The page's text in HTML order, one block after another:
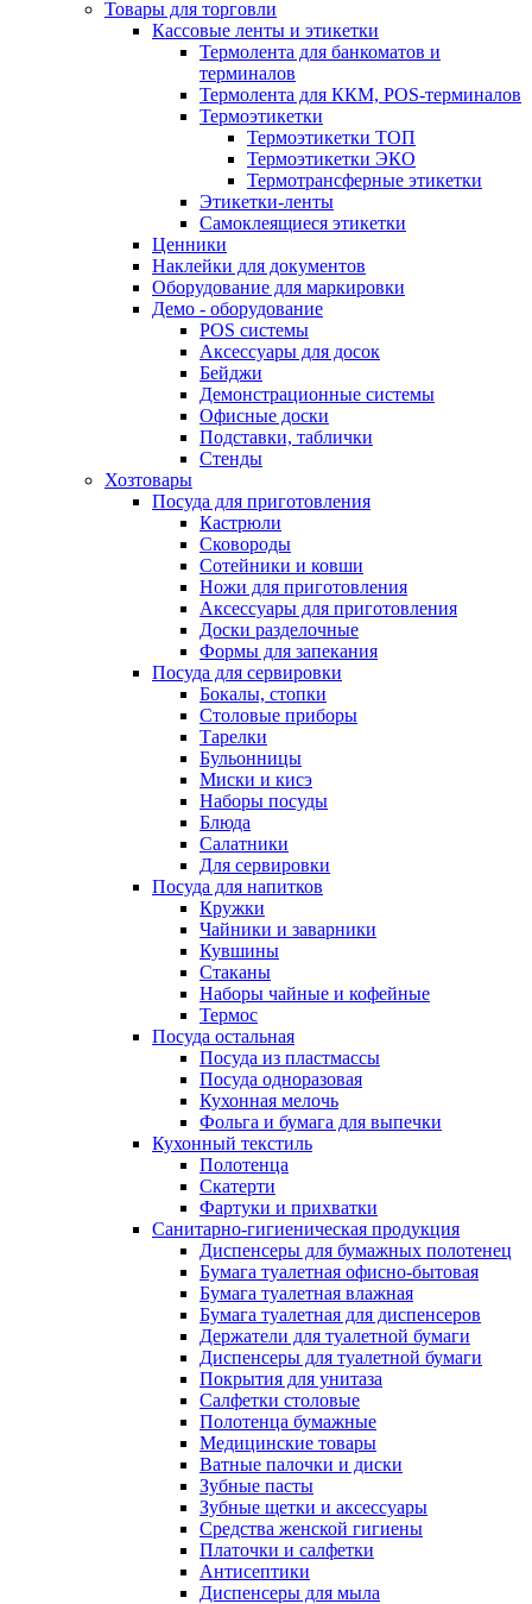
Товары для торговли
Кассовые ленты и этикетки
Термолента для банкоматов и
терминалов
Термолента для ККМ, POS-терминалов
Термоэтикетки
Термоэтикетки ТОП
Термоэтикетки ЭКО
Термотрансферные этикетки
Этикетки-ленты
Самоклеящиеся этикетки
Ценники
Наклейки для документов
Оборудование для маркировки
Демо - оборудование
POS системы
Аксессуары для досок
Бейджи
Демонстрационные системы
Офисные доски
Подставки, таблички
Стенды
Хозтовары
Посуда для приготовления
Кастрюли
Сковороды
Сотейники и ковши
Ножи для приготовления
Аксессуары для приготовления
Доски разделочные
Формы для запекания
Посуда для сервировки
Бокалы, стопки
Столовые приборы
Тарелки
Бульонницы
Миски и кисэ
Наборы посуды
Блюда
Салатники
Для сервировки
Посуда для напитков
Кружки
Чайники и заварники
Кувшины
Стаканы
Наборы чайные и кофейные
Термос
Посуда остальная
Посуда из пластмассы
Посуда одноразовая
Кухонная мелочь
Фольга и бумага для выпечки
Кухонный текстиль
Полотенца
Скатерти
Фартуки и прихватки
Санитарно-гигиеническая продукция
Диспенсеры для бумажных полотенец
Бумага туалетная офисно-бытовая
Бумага туалетная влажная
Бумага туалетная для диспенсеров
Держатели для туалетной бумаги
Диспенсеры для туалетной бумаги
Покрытия для унитаза
Салфетки столовые
Полотенца бумажные
Медицинские товары
Ватные палочки и диски
Зубные пасты
Зубные щетки и аксессуары
Средства женской гигиены
Платочки и салфетки
Антисептики
Диспенсеры для мыла